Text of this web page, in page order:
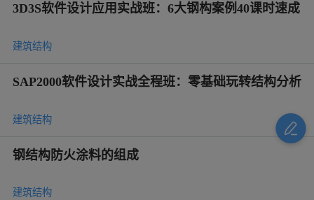
3D3S软件设计应用实战班：6大钢构案例40课时速成
建筑结构
SAP2000软件设计实战全程班：零基础玩转结构分析
建筑结构
钢结构防火涂料的组成
建筑结构